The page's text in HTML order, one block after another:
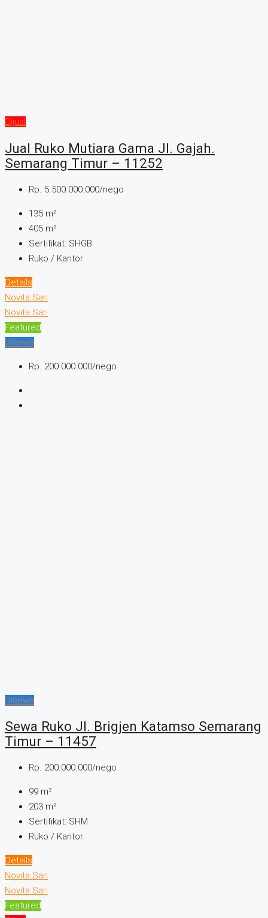
Dijual
Jual Ruko Mutiara Gama Jl. Gajah.
Semarang Timur – 11252
Rp. 5.500.000.000/nego
135 m²
405 m²
Sertifikat: SHGB
Ruko / Kantor
Details
Novita Sari
Novita Sari
Featured
Disewa
Rp. 200.000.000/nego
Disewa
Sewa Ruko Jl. Brigjen Katamso Semarang
Timur – 11457
Rp. 200.000.000/nego
99 m²
203 m²
Sertifikat: SHM
Ruko / Kantor
Details
Novita Sari
Novita Sari
Featured